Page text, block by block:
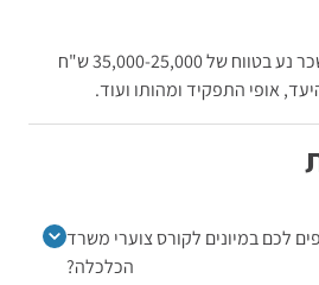
בזמן השליחות בחו"ל השכר נע בטווח של 35,000-25,000 ש"ח
אופי התפקיד ומהותו ועוד.
לכם במיונים לקורס צוערי משרד
הכלכלה?